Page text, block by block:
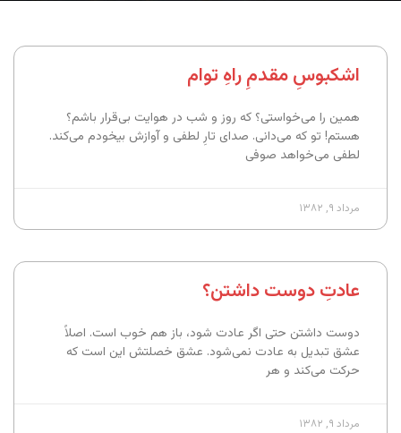
اشکبوسِ مقدمِ راهِ توام
همین را می‌خواستی؟ که روز و شب در هوایت بی‌قرار باشم؟
هستم! تو که می‌دانی. صدای تارِ لطفی و آوازش بیخودم می‌کند.
لطفی می‌خواهد صوفی
مرداد ۹, ۱۳۸۲
عادتِ دوست داشتن؟
دوست داشتن حتی اگر عادت شود، باز هم خوب است. اصلاً
عشق تبدیل به عادت نمی‌شود. عشق خصلتش این است که
حرکت می‌کند و هر
مرداد ۹, ۱۳۸۲